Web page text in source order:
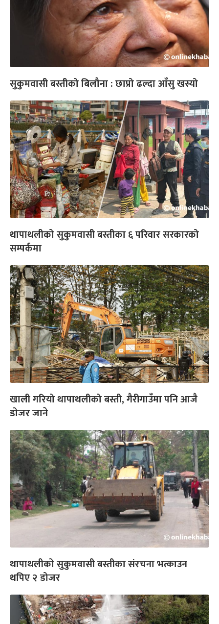
सुकुमवासी बस्तीको बिलौना : छाप्रो ढल्दा आँसु खस्यो
थापाथलीको सुकुमवासी बस्तीका ६ परिवार सरकारको
सम्पर्कमा
खाली गरियो थापाथलीको बस्ती, गैरीगाउँमा पनि आजै
डोजर जाने
थापाथलीको सुकुमवासी बस्तीका संरचना भत्काउन
थपिए २ डोजर